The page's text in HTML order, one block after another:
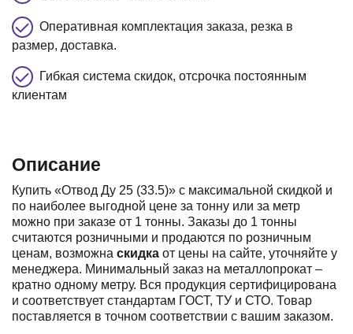
Оперативная комплектация заказа, резка в
размер, доставка.
Гибкая система скидок, отсрочка постоянным
клиентам
Описание
Купить «Отвод Ду 25 (33.5)» с максимальной скидкой и
по наиболее выгодной цене за тонну или за метр
можно при заказе от 1 тонны. Заказы до 1 тонны
считаются розничными и продаются по розничным
ценам, возможна скидка от цены на сайте, уточняйте у
менеджера. Минимальный заказ на металлопрокат –
кратно одному метру. Вся продукция сертифицирована
и соответствует стандартам ГОСТ, ТУ и СТО. Товар
поставляется в точном соответствии с вашим заказом.